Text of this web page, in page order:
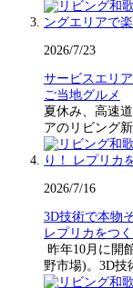
2026/7/23
サービスエリ
ご当地グルメ
夏休み、高速
アのリビング
2026/7/16
3D技術で本物
レプリカをつ
昨年10月に開
野市場)。3D